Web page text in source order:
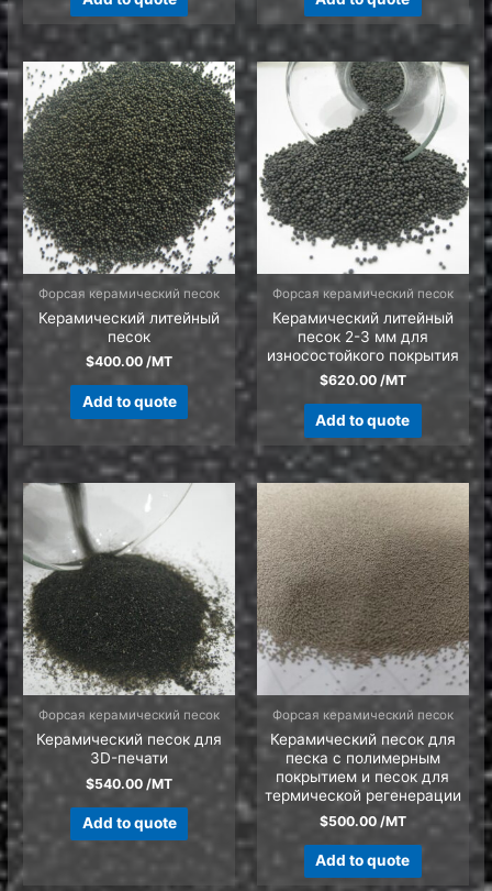
Форсая керамический песок
Керамический литейный
песок
$400.00 /MT
Add to quote
Форсая керамический песок
Керамический литейный
песок 2-3 мм для
износостойкого покрытия
$620.00/MT
Add to quote
Форсая керамический песок
Керамический песок для
3D-печати
$540.00 /MT
Add to quote
Форсая керамический песок
Керамический песок для
песка с полимерным
покрытием и песок для
термической регенерации
$500.00/MT
Add to quote